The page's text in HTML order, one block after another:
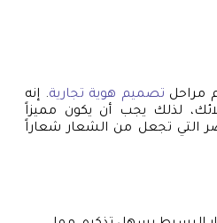
مراحل تصميم هوية تجارية. إنه
لذلك يجب أن يكون مميزاً
التي تجعل من الشعار شعاراً